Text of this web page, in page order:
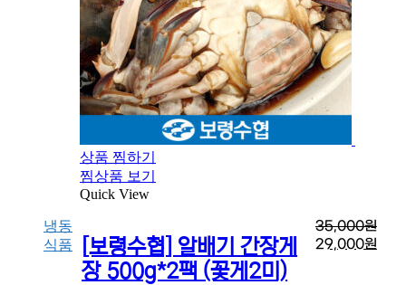
상품 찜하기
찜상품 보기
Quick View
냉동
식품
[보령수협] 알배기 간장게
장 500g*2팩 (꽃게2미)
35,000원
29,000원